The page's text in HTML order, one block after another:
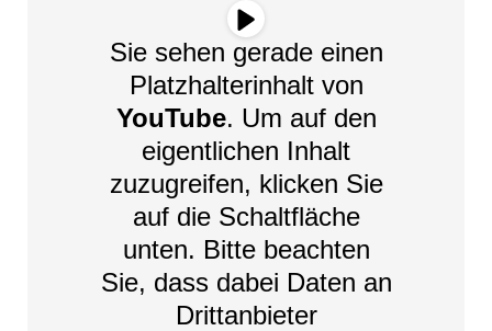
Sie sehen gerade einen
Platzhalterinhalt von
YouTube. Um auf den
eigentlichen Inhalt
zuzugreifen, klicken Sie
auf die Schaltfläche
unten. Bitte beachten
Sie, dass dabei Daten an
Drittanbieter